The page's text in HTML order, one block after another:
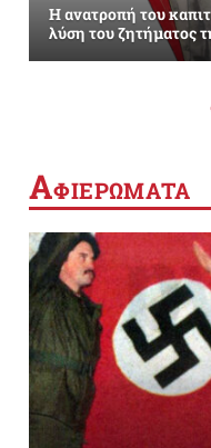
Η ανατροπή του
λύση του ζητήματος
ΑΦΙΕΡΩΜΑΤΑ